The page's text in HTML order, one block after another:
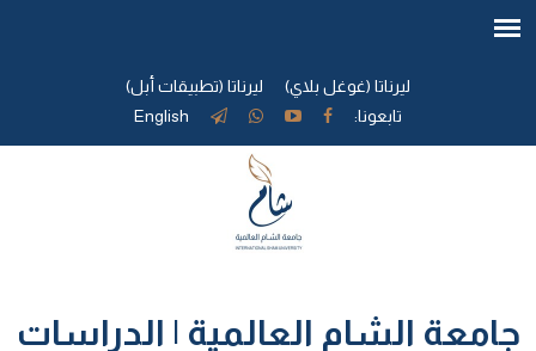
ليرناتا (غوغل بلاي)
ليرناتا (تطبيقات أبل)
تابعونا:
English
جامعة الشام العالمية | الدراسات